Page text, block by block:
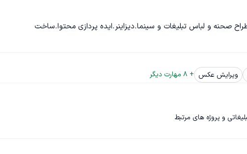
صحنه و لباس تبلیغات و سینما.دیزاینر.ایده پردازی محتوا.ساخت
ویرایش عکس +
8 مهارت دیگر
و پروژه های مرتبط